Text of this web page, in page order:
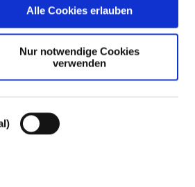
Alle Cookies erlauben
Nur notwendige Cookies
verwenden
Cookie-Richtlinie